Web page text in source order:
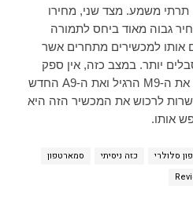
משמע. מצד שני, מחירו
על 3950 ש"ח, מחיר גבוה מאוד ביחס לתמורה
אותו למכשירים מתחרים אשר
יותר. במצב כזה, אין ספק
את ה-M9 הרגיל ואת ה-A9 החדש
לרכוש את המכשיר הזה היא
אותו.
סלולרי כזה ניסיתי
סמארטפון